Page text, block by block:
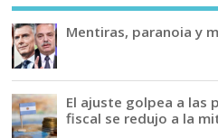
Mentiras, paranoia y
El ajuste golpea a las
fiscal se redujo a la